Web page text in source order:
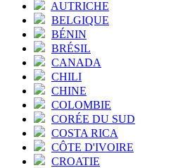
AUTRICHE
BELGIQUE
BÉNIN
BRÉSIL
CANADA
CHILI
CHINE
COLOMBIE
CORÉE DU SUD
COSTA RICA
CÔTE D'IVOIRE
CROATIE